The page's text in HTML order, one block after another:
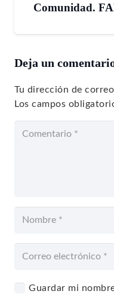
Comunidad.
Deja un
Tu dirección de
Los campos
Guardar mi